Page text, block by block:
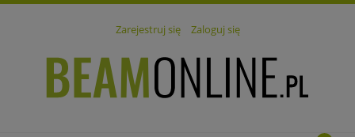
Zarejestruj się Zaloguj się